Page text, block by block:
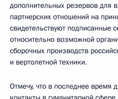
дополнительных резервов для
партнерских отношений на
свидетельствуют подписанные
относительно возможной
сборочных производств
и вертолетной техники.
Отмечу, что в последнее время